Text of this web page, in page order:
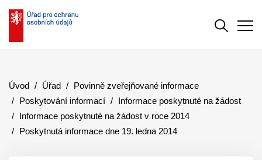
Úvod Úřad
Povinně zveřejňované informace
Poskytování informací
Informace poskytnuté na žádost
Informace poskytnuté na žádost v roce 2014
Poskytnutá informace dne 19. ledna 2014